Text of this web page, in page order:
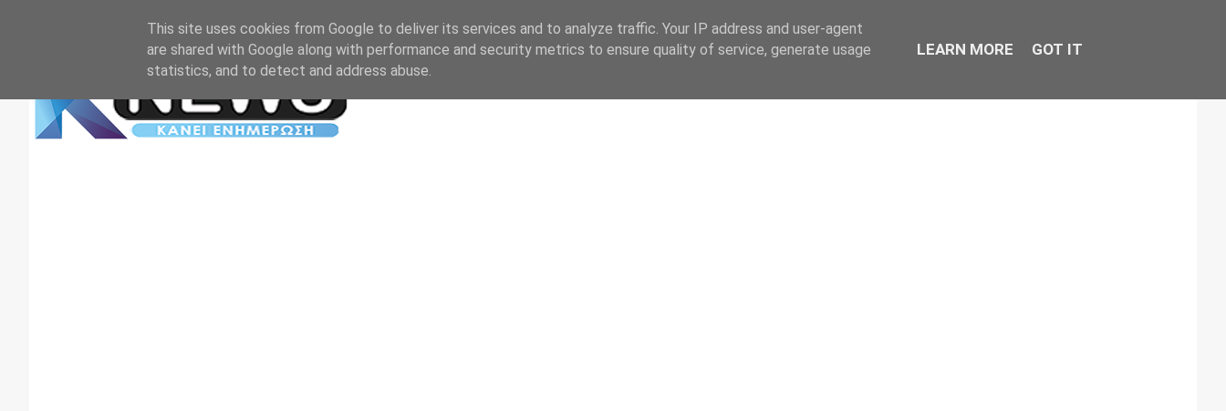
This site uses cookies from Google to deliver its services and to analyze traffic. Your IP address and user-agent
are shared with Google along with performance and security metrics to ensure quality of service, generate usage
statistics, and to detect and address abuse.
LEARN MORE GOT IT